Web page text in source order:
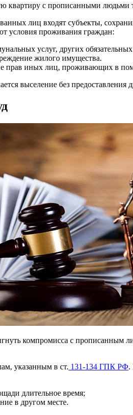
квартиру с прописанными людьми
лиц входят субъекты,
условия проживания граждан:
услуг, других
жилого имущества.
прав иных лиц, проживающих в
выселение без
компромисса с прописанным
указанным в ст. 131-134 ГПК РФ.
длительное время;
в другом месте.